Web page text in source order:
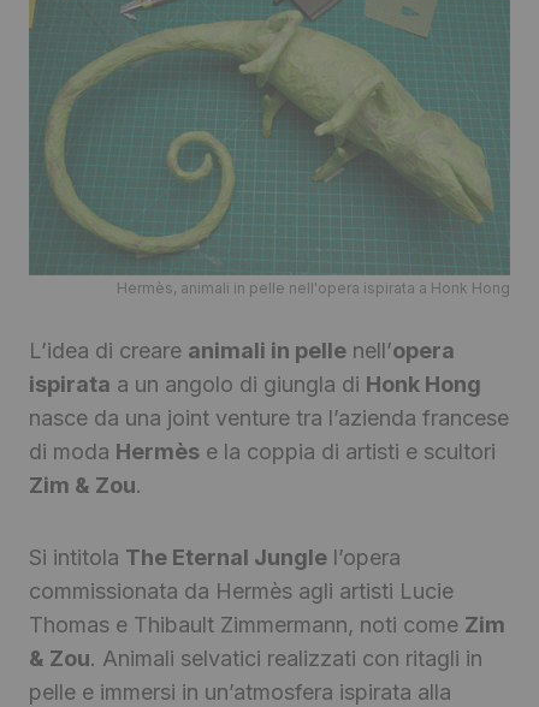
Hermès, animali in pelle nell'opera ispirata a Honk Hong
L’idea di creare animali in pelle nell’opera
ispirata a un angolo di giungla di Honk Hong
nasce da una joint venture tra l’azienda francese
di moda Hermès e la coppia di artisti e scultori
Zim & Zou.
Si intitola The Eternal Jungle l’opera
commissionata da Hermès agli artisti Lucie
Thomas e Thibault Zimmermann, noti come Zim
& Zou. Animali selvatici realizzati con ritagli in
pelle e immersi in un’atmosfera ispirata alla